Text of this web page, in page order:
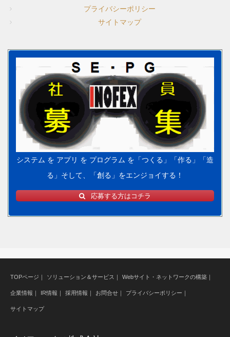
IR情報
RECRUIT
社員募集（アラカルト）
SDGs（エスディージーズ）
社員の声
CONTACT
プライバシーポリシー
サイトマップ
システム を アプリ を プログラム を「つくる」「作る」「造
る」そして、「創る」をエンジョイする！
応募する方はコチラ
TOPページ ｜ ソリューション＆サービス ｜ Webサイト・ネットワークの構築 ｜
企業情報 ｜ IR情報 ｜ 採用情報 ｜ お問合せ ｜ プライバシーポリシー ｜
サイトマップ